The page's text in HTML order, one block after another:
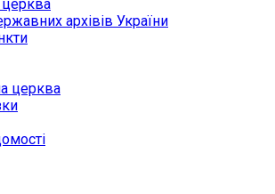
архівів України
церква